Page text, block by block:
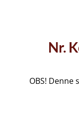
Nr.
OBS! Denne